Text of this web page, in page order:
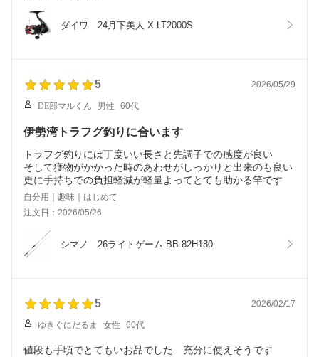
すが、
これで不満に思うような事はないでしょう。
ダイワ　24月下美人 X LT2000S
5 2026/05/29
DE部マルくん 男性 60代
伊勢湾トラフグ釣りに合います
トラフグ釣りには丁度いい長さと先調子での感度が良い
そして獲物がかかった時のあわせがしっかりと出来のも良い
更に手持ちでの負担軽減が軽量よってとても助かる竿です
自分用｜趣味｜はじめて
注文日：2026/05/26
シマノ　26ライトゲーム BB 82H180
5 2026/02/17
ゆきぐにだるま 女性 60代
値段も手頃でとてもいお品でした 充分に使えそうです